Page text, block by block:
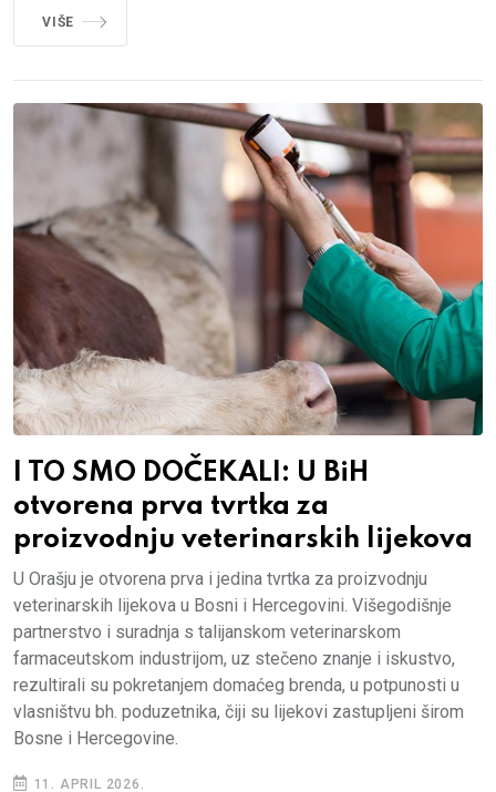
VIŠE
I TO SMO DOČEKALI: U BiH
otvorena prva tvrtka za
proizvodnju veterinarskih lijekova
U Orašju je otvorena prva i jedina tvrtka za proizvodnju
veterinarskih lijekova u Bosni i Hercegovini. Višegodišnje
partnerstvo i suradnja s talijanskom veterinarskom
farmaceutskom industrijom, uz stečeno znanje i iskustvo,
rezultirali su pokretanjem domaćeg brenda, u potpunosti u
vlasništvu bh. poduzetnika, čiji su lijekovi zastupljeni širom
Bosne i Hercegovine.
11. APRIL 2026.